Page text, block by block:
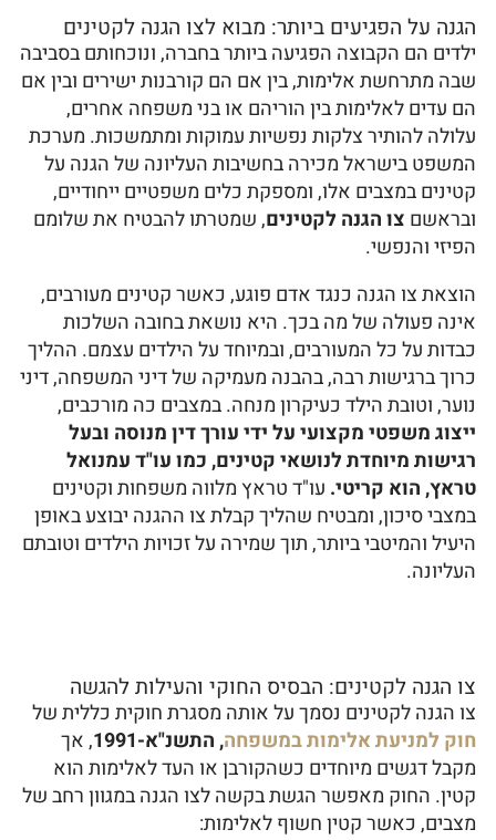
הגנה על הפגיעים ביותר: מבוא לצו הגנה לקטינים
ילדים הם הקבוצה הפגיעה ביותר בחברה, ונוכחותם בסביבה
שבה מתרחשת אלימות, בין אם הם קורבנות ישירים ובין אם
הם עדים לאלימות בין הוריהם או בני משפחה אחרים,
עלולה להותיר צלקות נפשיות עמוקות ומתמשכות. מערכת
המשפט בישראל מכירה בחשיבות העליונה של הגנה על
קטינים במצבים אלו, ומספקת כלים משפטיים ייחודיים,
ובראשם צו הגנה לקטינים, שמטרתו להבטיח את שלומם
הפיזי והנפשי.
הוצאת צו הגנה כנגד אדם פוגע, כאשר קטינים מעורבים,
אינה פעולה של מה בכך. היא נושאת בחובה השלכות
כבדות על כל המעורבים, ובמיוחד על הילדים עצמם. ההליך
כרוך ברגישות רבה, בהבנה מעמיקה של דיני המשפחה, דיני
נוער, וטובת הילד כעיקרון מנחה. במצבים כה מורכבים,
ייצוג משפטי מקצועי על ידי עורך דין מנוסה ובעל
רגישות מיוחדת לנושאי קטינים, כמו עו"ד עמנואל
טראץ, הוא קריטי. עו"ד טראץ מלווה משפחות וקטינים
במצבי סיכון, ומבטיח שהליך קבלת צו ההגנה יבוצע באופן
היעיל והמיטבי ביותר, תוך שמירה על זכויות הילדים וטובתם
העליונה.
צו הגנה לקטינים: הבסיס החוקי והעילות להגשה
צו הגנה לקטינים נסמך על אותה מסגרת חוקית כללית של
חוק למניעת אלימות במשפחה, התשנ"א-1991
, אך
מקבל דגשים מיוחדים כשהקורבן או העד לאלימות הוא
קטין. החוק מאפשר הגשת בקשה לצו הגנה במגוון רחב של
מצבים, כאשר קטין חשוף לאלימות: